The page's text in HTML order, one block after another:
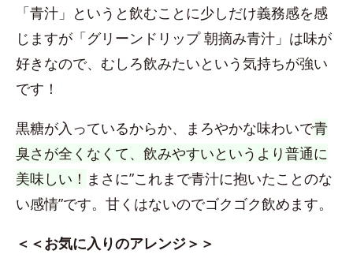
「青汁」というと飲むことに少しだけ義務感を感
じますが「グリーンドリップ 朝摘み青汁」は味が
好きなので、むしろ飲みたいという気持ちが強い
です！
黒糖が入っているからか、まろやかな味わいで青
臭さが全くなくて、飲みやすいというより普通に
美味しい！ まさに”これまで青汁に抱いたことのな
い感情”です。甘くはないのでゴクゴク飲めます。
＜＜お気に入りのアレンジ＞＞